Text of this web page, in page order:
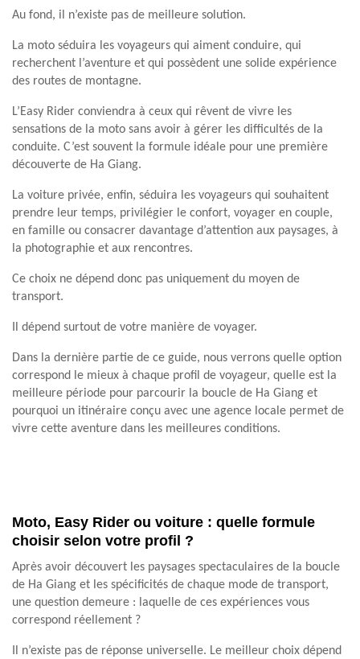
Au fond, il n’existe pas de meilleure solution.
La moto séduira les voyageurs qui aiment conduire, qui
recherchent l’aventure et qui possèdent une solide expérience
des routes de montagne.
L’Easy Rider conviendra à ceux qui rêvent de vivre les
sensations de la moto sans avoir à gérer les difficultés de la
conduite. C’est souvent la formule idéale pour une première
découverte de Ha Giang.
La voiture privée, enfin, séduira les voyageurs qui souhaitent
prendre leur temps, privilégier le confort, voyager en couple,
en famille ou consacrer davantage d’attention aux paysages, à
la photographie et aux rencontres.
Ce choix ne dépend donc pas uniquement du moyen de
transport.
Il dépend surtout de votre manière de voyager.
Dans la dernière partie de ce guide, nous verrons quelle option
correspond le mieux à chaque profil de voyageur, quelle est la
meilleure période pour parcourir la boucle de Ha Giang et
pourquoi un itinéraire conçu avec une agence locale permet de
vivre cette aventure dans les meilleures conditions.
Moto, Easy Rider ou voiture : quelle formule
choisir selon votre profil ?
Après avoir découvert les paysages spectaculaires de la boucle
de Ha Giang et les spécificités de chaque mode de transport,
une question demeure : laquelle de ces expériences vous
correspond réellement ?
Il n’existe pas de réponse universelle. Le meilleur choix dépend